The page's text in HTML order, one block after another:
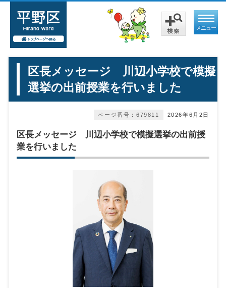
メニュー
区長メッセージ 川辺小学校で模擬
選挙の出前授業を行いました
2026年6月2日
ページ番号：679811
区長メッセージ 川辺小学校で模擬選挙の出前授
業を行いました